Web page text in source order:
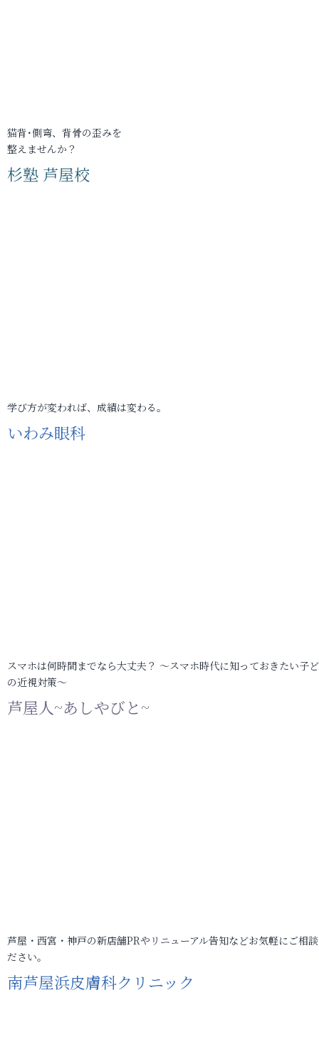
猫背･側弯、背骨の歪みを
整えませんか？
杉塾 芦屋校
学び方が変われば、成績は変わる。
いわみ眼科
スマホは何時間までなら大丈夫？ ～スマホ時代に知っておきたい子
の近視対策～
芦屋人~あしやびと~
芦屋・西宮・神戸の新店舗PRやリニューアル告知などお気軽にご相
ださい。
南芦屋浜皮膚科クリニック